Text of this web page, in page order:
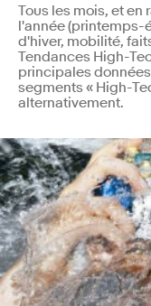
Tous les mois, et
l'année (printemps-
d'hiver, mobilité,
Tendances High-
principales
segments « High-
alternativement.